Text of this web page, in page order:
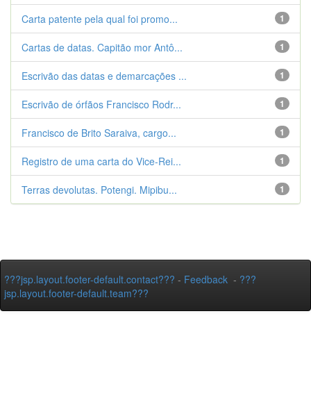
1
Carta patente pela qual foi promo...
1
Cartas de datas. Capitão mor Antô...
1
Escrivão das datas e demarcações ...
1
Escrivão de órfãos Francisco Rodr...
1
Francisco de Brito Saraiva, cargo...
1
Registro de uma carta do Vice-Rei...
1
Terras devolutas. Potengi. Mipibu...
???jsp.layout.footer-default.contact??? - Feedback - ???
jsp.layout.footer-default.team???